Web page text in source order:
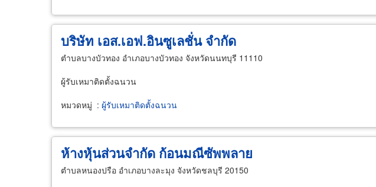
บริษัท เอส.เอฟ.อินซูเลชั่น จำกัด
ตำบลบางบัวทอง อำเภอบางบัวทอง จังหวัดนนทบุรี 11110
ผู้รับเหมาติดตั้งฉนวน
หมวดหมู่ : ผู้รับเหมาติดตั้งฉนวน
ห้างหุ้นส่วนจำกัด ก้อนมณีซัพพลาย
ตำบลหนองปรือ อำเภอบางละมุง จังหวัดชลบุรี 20150